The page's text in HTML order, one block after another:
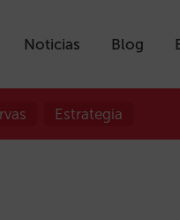
Noticias Blog
Estrategia